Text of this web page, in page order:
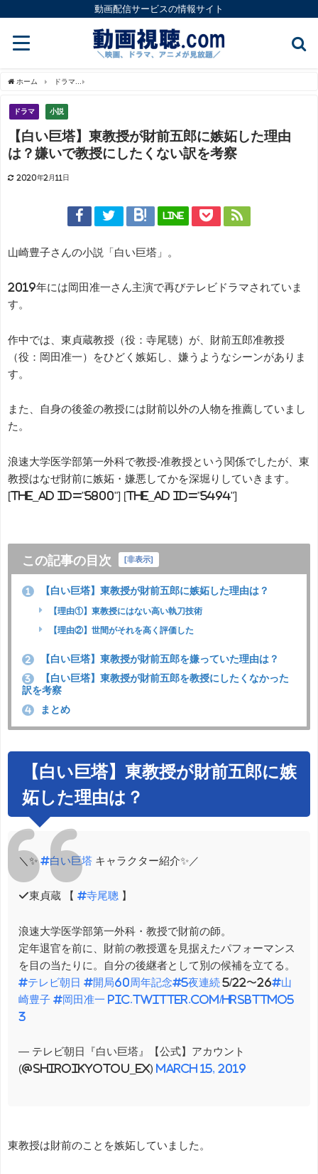
動画配信サービスの情報サイト
ホーム ドラマ
ドラマ 小説
【白い巨塔】東教授が財前五郎に嫉妬した理由
は？嫌いで教授にしたくない訳を考察
2020年2月11日
LINE
山崎豊子さんの小説「白い巨塔」。
2019年には岡田准一さん主演で再びテレビドラマされていま
す。
作中では、東貞蔵教授（役：寺尾聴）が、財前五郎准教授
（役：岡田准一）をひどく嫉妬し、嫌うようなシーンがありま
す。
また、自身の後釜の教授には財前以外の人物を推薦していまし
た。
浪速大学医学部第一外科で教授-准教授という関係でしたが、東
教授はなぜ財前に嫉妬・嫌悪してかを深堀りしていきます。
[the_ad id="5800"] [the_ad id="5494"]
この記事の目次 [非表示]
1 【白い巨塔】東教授が財前五郎に嫉妬した理由は？
【理由①】東教授にはない高い執刀技術
【理由②】世間がそれを高く評価した
2 【白い巨塔】東教授が財前五郎を嫌っていた理由は？
3
【白い巨塔】東教授が財前五郎を教授にしたくなかった
訳を考察
4 まとめ
【白い巨塔】東教授が財前五郎に嫉
妬した理由は？
＼✨#白い巨塔 キャラクター紹介✨／
✔️東貞蔵 【 #寺尾聰 】
浪速大学医学部第一外科・教授で財前の師。
定年退官を前に、財前の教授選を見据えたパフォーマンス
を目の当たりに。自分の後継者として別の候補を立てる。
#テレビ朝日 #開局60周年記念#5夜連続 5/22〜26#山
崎豊子 #岡田准一 pic.twitter.com/hRsbttMo5
3
— テレビ朝日『白い巨塔』【公式】アカウント
(@shiroikyotou_ex) March 15, 2019
東教授は財前のことを嫉妬していました。